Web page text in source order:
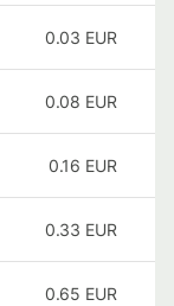
0.03 EUR
0.08 EUR
0.16 EUR
0.33 EUR
0.65 EUR